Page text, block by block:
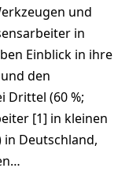
und
in
Einblick in ihre
den
Drittel (60 %;
[1] in kleinen
Deutschland,